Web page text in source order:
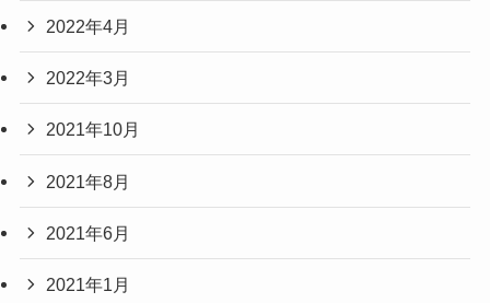
2022年4月
2022年3月
2021年10月
2021年8月
2021年6月
2021年1月